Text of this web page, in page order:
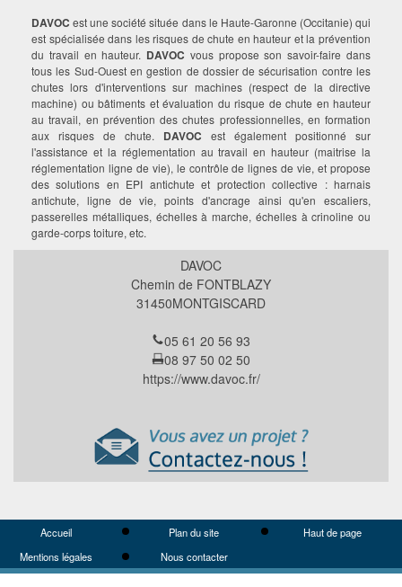
DAVOC est une société située dans le Haute-Garonne (Occitanie) qui
est spécialisée dans les risques de chute en hauteur et la prévention
du travail en hauteur. DAVOC vous propose son savoir-faire dans
tous les Sud-Ouest en gestion de dossier de sécurisation contre les
chutes lors d'interventions sur machines (respect de la directive
machine) ou bâtiments et évaluation du risque de chute en hauteur
au travail, en prévention des chutes professionnelles, en formation
aux risques de chute. DAVOC est également positionné sur
l'assistance et la réglementation au travail en hauteur (maitrise la
réglementation ligne de vie), le contrôle de lignes de vie, et propose
des solutions en EPI antichute et protection collective : harnais
antichute, ligne de vie, points d'ancrage ainsi qu'en escaliers,
passerelles métalliques, échelles à marche, échelles à crinoline ou
garde-corps toiture, etc.
DAVOC
Chemin de FONTBLAZY
31450MONTGISCARD
05 61 20 56 93
08 97 50 02 50
https://www.davoc.fr/
Accueil Plan du site
Haut de page
Mentions légales
Nous contacter